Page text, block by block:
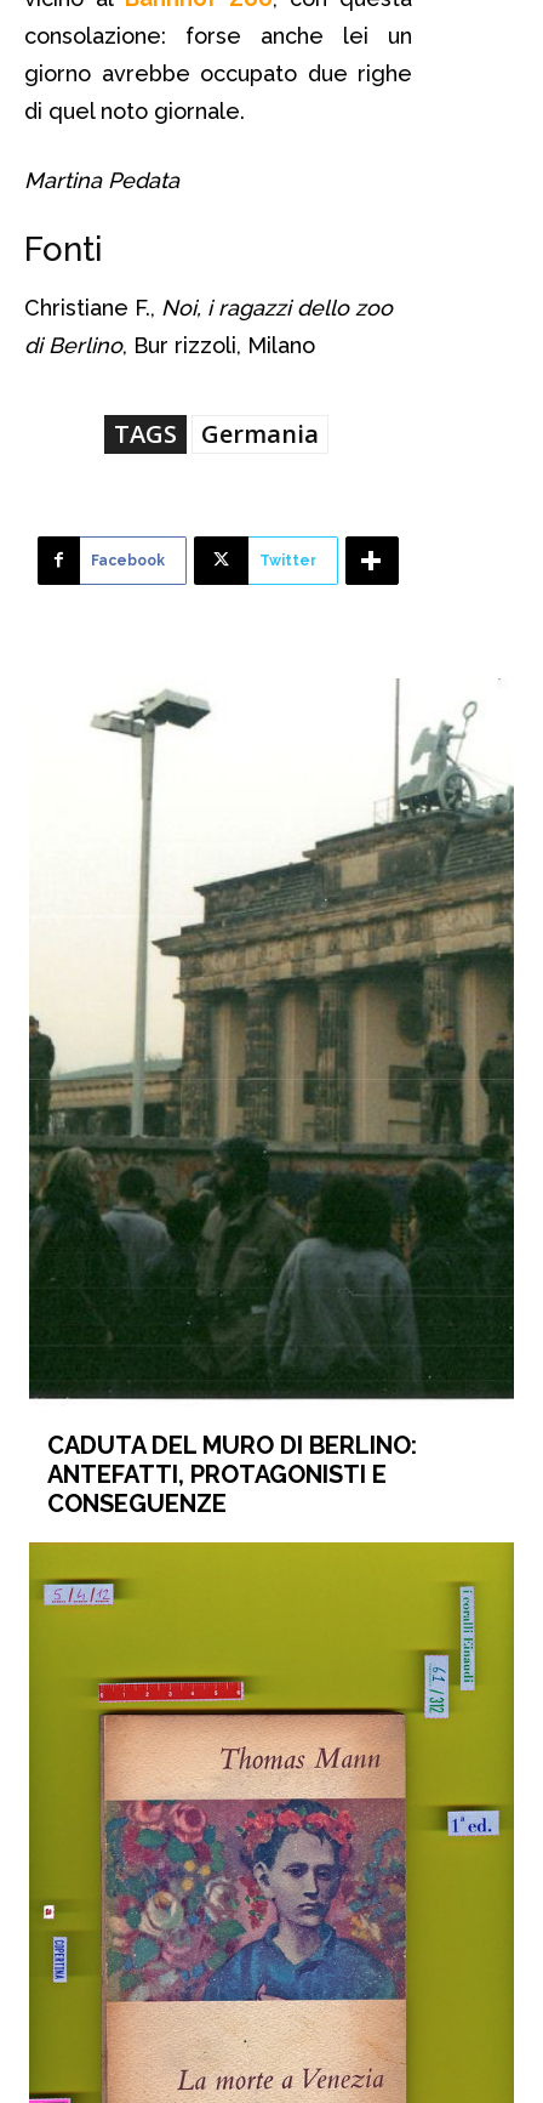
consolazione: forse anche lei un
giorno avrebbe occupato due righe
di quel noto giornale.
Martina Pedata
Fonti
Christiane F., Noi, i ragazzi dello zoo
di Berlino, Bur rizzoli, Milano
TAGS Germania
Facebook Twitter
CADUTA DEL MURO DI BERLINO:
ANTEFATTI, PROTAGONISTI E
CONSEGUENZE